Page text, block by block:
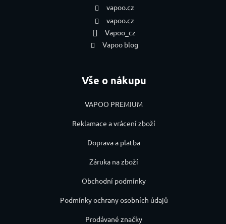
vapoo.cz
vapoo.cz
Vapoo_cz
Vapoo blog
Vše o nákupu
VAPOO PREMIUM
Reklamace a vrácení zboží
Doprava a platba
Záruka na zboží
Obchodní podmínky
Podmínky ochrany osobních údajů
Prodávané značky